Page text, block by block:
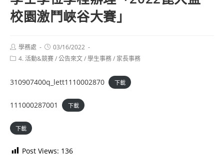
校園激鬥峽谷大賽」
Post
author:
學務處
Post
published:
03/16/2022
Post4. 活動&競賽/公告來文/學生事務/ 家長事務
310907400q_lett1110002870 下載
111000287001 下載
下載
Post Views: 136